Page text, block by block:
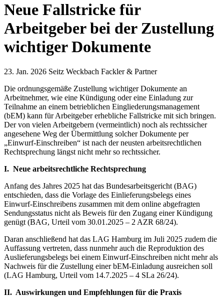
Neue Fallstricke für
Arbeitgeber bei der Zustellung
wichtiger Dokumente
23. Jan. 2026 Seitz Weckbach Fackler & Partner
Die ordnungsgemäße Zustellung wichtiger Dokumente an
Arbeitnehmer, wie eine Kündigung oder eine Einladung zur
Teilnahme an einem betrieblichen Eingliederungsmanagement
(bEM) kann für Arbeitgeber erhebliche Fallstricke mit sich bringen.
Der von vielen Arbeitgebern (vermeintlich) noch als rechtssicher
angesehene Weg der Übermittlung solcher Dokumente per
„Einwurf-Einschreiben“ ist nach der neusten arbeitsrechtlichen
Rechtsprechung längst nicht mehr so rechtssicher.
I. Neue arbeitsrechtliche Rechtsprechung
Anfang des Jahres 2025 hat das Bundesarbeitsgericht (BAG)
entschieden, dass die Vorlage des Einlieferungsbelegs eines
Einwurf-Einschreibens zusammen mit dem online abgefragten
Sendungsstatus nicht als Beweis für den Zugang einer Kündigung
genügt (BAG, Urteil vom 30.01.2025 – 2 AZR 68/24).
Daran anschließend hat das LAG Hamburg im Juli 2025 zudem die
Auffassung vertreten, dass nunmehr auch die Reproduktion des
Auslieferungsbelegs bei einem Einwurf-Einschreiben nicht mehr als
Nachweis für die Zustellung einer bEM-Einladung ausreichen soll
(LAG Hamburg, Urteil vom 14.7.2025 – 4 SLa 26/24).
II. Auswirkungen und Empfehlungen für die Praxis